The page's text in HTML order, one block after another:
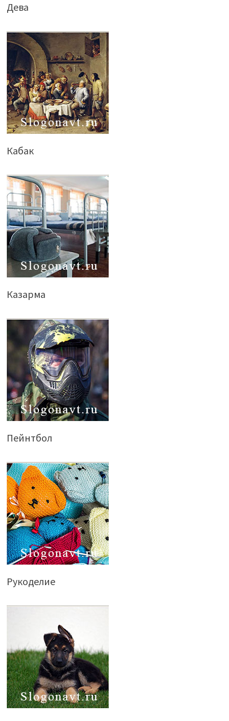
Дева
Кабак
Казарма
Пейнтбол
Рукоделие